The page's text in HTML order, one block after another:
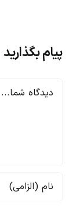
پیام بگذارید
دیدگاه